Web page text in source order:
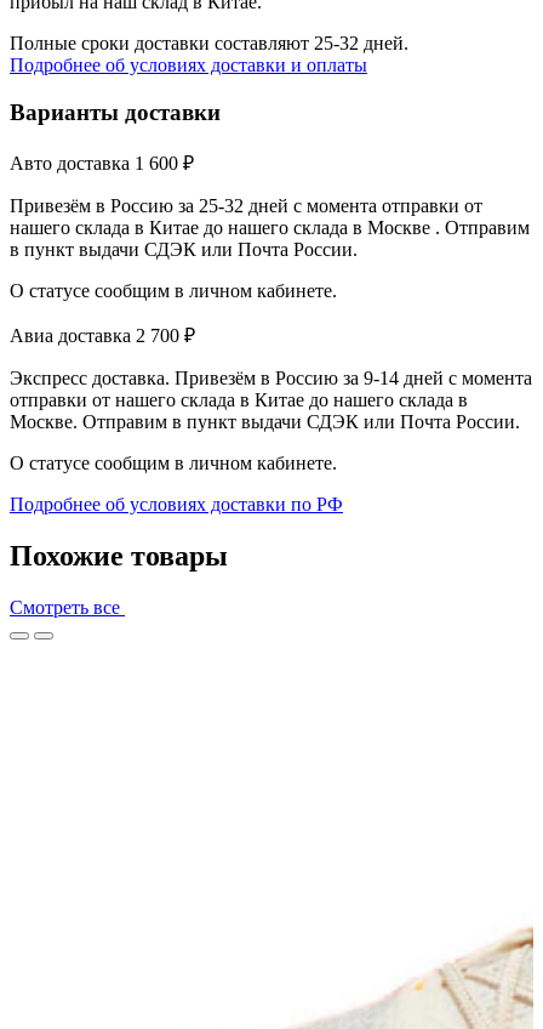
Полные сроки доставки составляют 25-32 дней.
Подробнее об условиях доставки и оплаты
Варианты доставки
Авто доставка 1 600 ₽
Привезём в Россию за 25-32 дней с момента отправки от
нашего склада в Китае до нашего склада в Москве . Отправим
в пункт выдачи СДЭК или Почта России.
О статусе сообщим в личном кабинете.
Авиа доставка 2 700 ₽
Экспресс доставка. Привезём в Россию за 9-14 дней с момента
отправки от нашего склада в Китае до нашего склада в
Москве. Отправим в пункт выдачи СДЭК или Почта России.
О статусе сообщим в личном кабинете.
Подробнее об условиях доставки по РФ
Похожие товары
Смотреть все